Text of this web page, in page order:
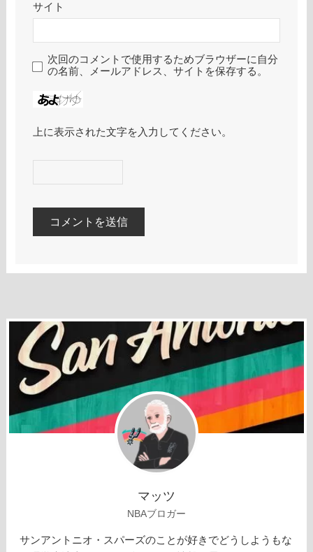
サイト
次回のコメントで使用するためブラウザーに自分
の名前、メールアドレス、サイトを保存する。
上に表示された文字を入力してください。
マッツ
NBAブロガー
サンアントニオ・スパーズのことが好きでどうしようもな